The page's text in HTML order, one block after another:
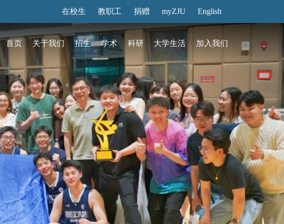
在校生 教职工 捐赠 myZJU English
首页 关于我们
云看校园
组织机构
校园地图
访客预约
展厅预约
招生
研究生招生
通知动态
国际生招生
学术
机构&活动
语言中心
图书馆
书院
科研
科研动态
技术转化
大学生活
活力在国际校区
加入我们
人物故事